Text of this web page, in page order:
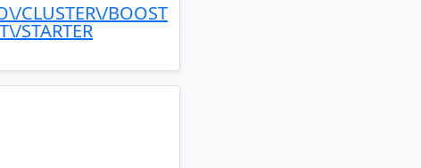
CLUSTER\/BOOST
STARTER